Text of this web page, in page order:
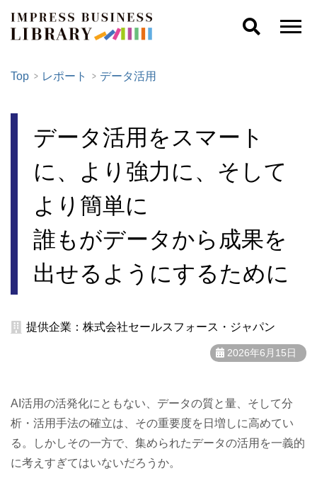
Top レポート データ活用
データ活用をスマート
に、より強力に、そして
より簡単に
誰もがデータから成果を
出せるようにするために
提供企業：株式会社セールスフォース・ジャパン
2026年6月15日
AI活用の活発化にともない、データの質と量、そして分
析・活用手法の確立は、その重要度を日増しに高めてい
る。しかしその一方で、集められたデータの活用を一義的
に考えすぎてはいないだろうか。